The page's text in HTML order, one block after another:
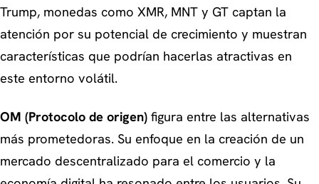
Trump, monedas como XMR, MNT y GT captan la
atención por su potencial de crecimiento y muestran
características que podrían hacerlas atractivas en
este entorno volátil.
OM (Protocolo de origen) figura entre las alternativas
más prometedoras. Su enfoque en la creación de un
mercado descentralizado para el comercio y la